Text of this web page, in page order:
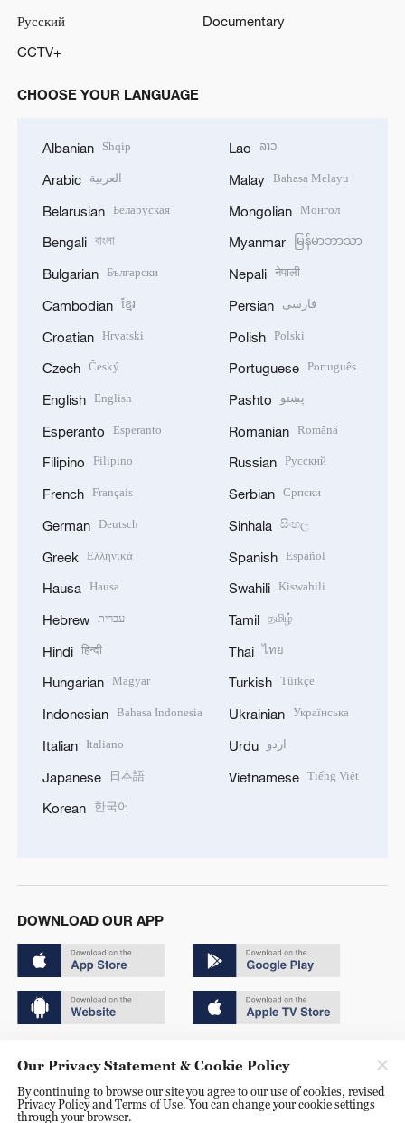
Русский
Documentary
CCTV+
CHOOSE YOUR LANGUAGE
Albanian Shqip
Arabic العربية
Belarusian Беларуская
Bengali বাংলা
Bulgarian Български
Cambodian ខ្មែរ
Croatian Hrvatski
Czech Český
English English
Esperanto Esperanto
Filipino Filipino
French Français
German Deutsch
Greek Ελληνικά
Hausa Hausa
Hebrew עברית
Hindi हिन्दी
Hungarian Magyar
Indonesian Bahasa Indonesia
Italian Italiano
Japanese 日本語
Korean 한국어
Lao ລາວ
Malay Bahasa Melayu
Mongolian Монгол
Myanmar မြန်မာဘာသာ
Nepali नेपाली
Persian فارسی
Polish Polski
Portuguese Português
Pashto پښتو
Romanian Română
Russian Русский
Serbian Српски
Sinhala සිංහල
Spanish Español
Swahili Kiswahili
Tamil தமிழ்
Thai ไทย
Turkish Türkçe
Ukrainian Українська
Urdu اردو
Vietnamese Tiếng Việt
DOWNLOAD OUR APP
京ICP备20000184号
京公网安备 11010502050052号
Our Privacy Statement & Cookie Policy
By continuing to browse our site you agree to our use of cookies, revised
Privacy Policy and Terms of Use. You can change your cookie settings
through your browser.